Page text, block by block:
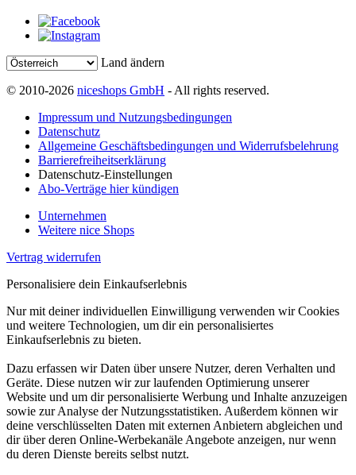
Land ändern
© 2010-2026 niceshops GmbH - All rights reserved.
Impressum und Nutzungsbedingungen
Datenschutz
Allgemeine Geschäftsbedingungen und Widerrufsbelehrung
Barrierefreiheitserklärung
Datenschutz-Einstellungen
Abo-Verträge hier kündigen
Unternehmen
Weitere nice Shops
Vertrag widerrufen
Personalisiere dein Einkaufserlebnis
Nur mit deiner individuellen Einwilligung verwenden wir Cookies
und weitere Technologien, um dir ein personalisiertes
Einkaufserlebnis zu bieten.
Dazu erfassen wir Daten über unsere Nutzer, deren Verhalten und
Geräte. Diese nutzen wir zur laufenden Optimierung unserer
Website und um dir personalisierte Werbung und Inhalte anzuzeigen
sowie zur Analyse der Nutzungsstatistiken. Außerdem können wir
deine verschlüsselten Daten mit externen Anbietern abgleichen und
dir über deren Online-Werbekanäle Angebote anzeigen, nur wenn
du deren Dienste bereits selbst nutzt.